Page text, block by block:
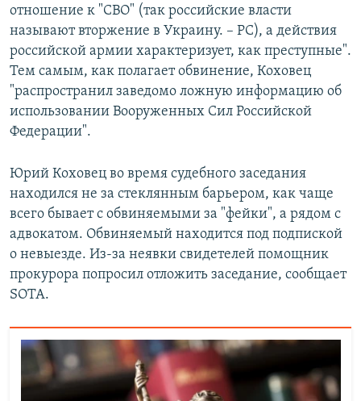
отношение к "СВО" (так российские власти
называют вторжение в Украину. – РС), а действия
российской армии характеризует, как преступные".
Тем самым, как полагает обвинение, Коховец
"распространил заведомо ложную информацию об
использовании Вооруженных Сил Российской
Федерации".
Юрий Коховец во время судебного заседания
находился не за стеклянным барьером, как чаще
всего бывает с обвиняемыми за "фейки", а рядом с
адвокатом. Обвиняемый находится под подпиской
о невыезде. Из-за неявки свидетелей помощник
прокурора попросил отложить заседание, сообщает
SOTA.